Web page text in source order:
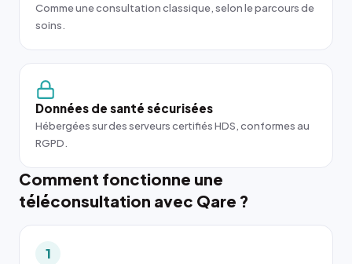
Comme une consultation classique, selon le parcours de
soins.
Données de santé sécurisées
Hébergées sur des serveurs certifiés HDS, conformes au
RGPD.
Comment fonctionne une
téléconsultation avec Qare ?
1